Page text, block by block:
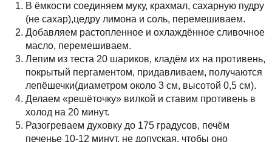
FAQ
Интервью
Авторская колонка
События
Праздники
В ёмкости соединяем муку, крахмал, сахарную пудру
(не сахар),цедру лимона и соль, перемешиваем.
Добавляем растопленное и охлаждённое сливочное
масло, перемешиваем.
Лепим из теста 20 шариков, кладём их на противень,
покрытый пергаментом, придавливаем, получаются
лепёшечки(диаметром около 3 см, высотой 0,5 см).
Делаем «решёточку» вилкой и ставим противень в
холод на 20 минут.
Разогреваем духовку до 175 градусов, печём
печенье 10-12 минут, не допуская, чтобы оно